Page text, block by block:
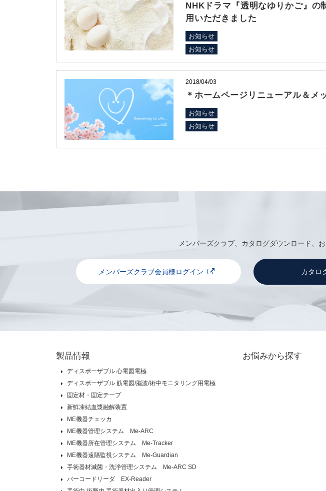
NHKドラマ『透明なゆりかご』の
用いただきました
お知らせ
お知らせ
2018/04/03
＊ホームページリニューアル＆メ
お知らせ
お知らせ
メンバーズクラブ、カタログダウンロード、
メンバーズクラブ会員様ログイン カタロ
製品情報
ディスポーザブル 心電図電極
ディスポーザブル 筋電図/脳波/術中モニタリング用電極
固定材・固定テープ
新鮮凍結血漿融解装置
ME機器チェッカ
ME機器管理システム Me-ARC
ME機器所在管理システム Me-Tracker
ME機器遠隔監視システム Me-Guardian
手術器材滅菌・洗浄管理システム Me-ARC SD
バーコードリーダ EX-Reader
お悩みから探す